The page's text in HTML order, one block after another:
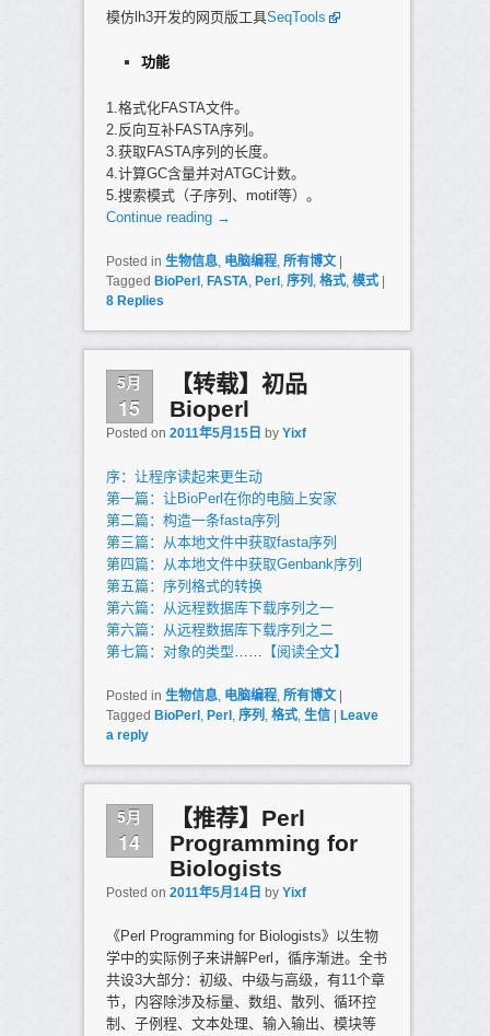
模仿lh3开发的网页版工具SeqTools
功能
1.格式化FASTA文件。
2.反向互补FASTA序列。
3.获取FASTA序列的长度。
4.计算GC含量并对ATGC计数。
5.搜索模式（子序列、motif等）。
Continue reading →
Posted in 生物信息, 电脑编程, 所有博文 |
Tagged BioPerl, FASTA Perl, 序列 格式, 模式 |
8Replies
5月
15
【转载】初品
Bioperl
Posted on 2011年5月15日 by Yixf
序：让程序读起来更生动
第一篇：让BioPerl在你的电脑上安家
第二篇：构造一条fasta序列
第三篇：从本地文件中获取fasta序列
第四篇：从本地文件中获取Genbank序列
第五篇：序列格式的转换
第六篇：从远程数据库下载序列之一
第六篇：从远程数据库下载序列之二
第七篇：对象的类型
【阅读全文】
Posted in 生物信息, 电脑编程, 所有博文
Tagged BioPerl , Perl , 序列 , 格式, 生信
Leave
a reply
5月
14
【推荐】Perl
Programming for
Biologists
Posted on 2011年5月14日 by Yixf
《Perl Programming for Biologists》以生物
学中的实际例子来讲解Perl，循序渐进。全书
共设3大部分：初级、中级与高级，有11个章
节，内容除涉及标量、数组、散列、循环控
制、子例程、文本处理、输入输出、模块等